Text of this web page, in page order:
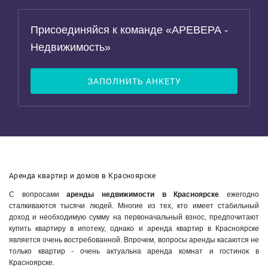
Присоединяйся к команде «АРЕВЕРА -
Недвижимость»
ЗАПОЛНИТЬ АНКЕТУ
Аренда квартир и домов в Красноярске
С вопросамиаренды недвижимости в Красноярске ежегодно
сталкиваются тысячи людей. Многие из тех, кто имеет стабильный
доход и необходимую сумму на первоначальный взнос, предпочитают
купить квартиру в ипотеку, однако и аренда квартир в Красноярске
является очень востребованной. Впрочем, вопросы аренды касаются не
только квартир - очень актуальна аренда комнат и гостинок в
Красноярске.